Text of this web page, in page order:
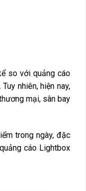
so với quảng cáo
nhiên, hiện nay,
mại, sân bay
trong ngày, đặc
cáo Lightbox